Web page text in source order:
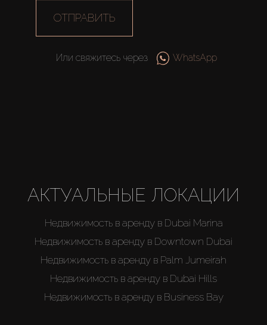
ОТПРАВИТЬ
Или свяжитесь через WhatsApp
АКТУАЛЬНЫЕ ЛОКАЦИИ
Недвижимость в аренду в Dubai Marina
Недвижимость в аренду в Downtown Dubai
Недвижимость в аренду в Palm Jumeirah
Недвижимость в аренду в Dubai Hills
Недвижимость в аренду в Business Bay